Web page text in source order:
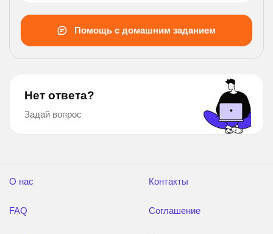
Помощь с домашним заданием
Нет ответа?
Задай вопрос
О нас
FAQ
Контакты
Соглашение